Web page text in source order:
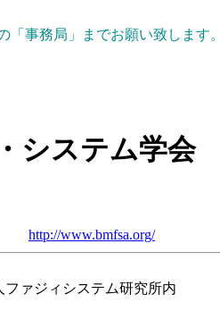
「事務局」までお願い致します。
システム学会
http://www.bmfsa.org/
ジィシステム研究所内